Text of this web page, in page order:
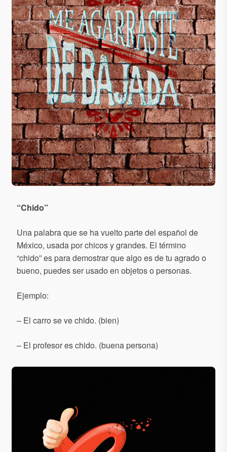
“Chido”
Una palabra que se ha vuelto parte del español de
México, usada por chicos y grandes. El término
“chido” es para demostrar que algo es de tu agrado o
bueno, puedes ser usado en objetos o personas.
Ejemplo:
– El carro se ve chido. (bien)
– El profesor es chido. (buena persona)